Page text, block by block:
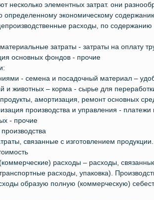
несколько элементных затрат. они
определенному экономическому
расходы, по содержанию
затраты - затраты на оплату
основных фондов - прочие
- семена и посадочный материал –
и животных – корма - сырье для
амортизация, ремонт основных
производства и управления - платежи
- прочие
связанные с изготовлением
расходы – расходы,
расходы, упаковка).
образую полную (коммерческую)